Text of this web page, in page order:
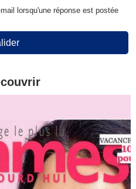
lorsqu'une réponse est postée